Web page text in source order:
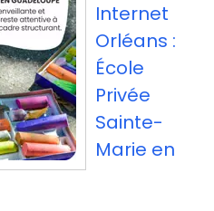
Internet
Orléans :
École
Privée
Sainte-
Marie en